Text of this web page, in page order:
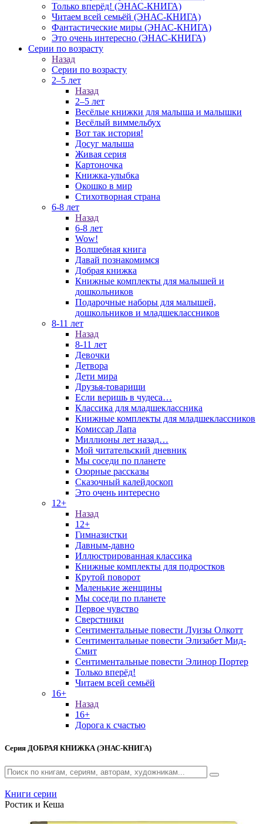
Только вперёд! (ЭНАС-КНИГА)
Читаем всей семьёй (ЭНАС-КНИГА)
Фантастические миры (ЭНАС-КНИГА)
Это очень интересно (ЭНАС-КНИГА)
Серии по возрасту
Назад
Серии по возрасту
2–5 лет
Назад
2–5 лет
Весёлые книжки для малыша и малышки
Весёлый виммельбух
Вот так история!
Досуг малыша
Живая серия
Картоночка
Книжка-улыбка
Окошко в мир
Стихотворная страна
6-8 лет
Назад
6-8 лет
Wow!
Волшебная книга
Давай познакомимся
Добрая книжка
Книжные комплекты для малышей и
дошкольников
Подарочные наборы для малышей,
дошкольников и младшеклассников
8-11 лет
Назад
8-11 лет
Девочки
Детвора
Дети мира
Друзья-товарищи
Если веришь в чудеса…
Классика для младшеклассника
Книжные комплекты для младшеклассников
Комиссар Лапа
Миллионы лет назад…
Мой читательский дневник
Мы соседи по планете
Озорные рассказы
Сказочный калейдоскоп
Это очень интересно
12+
Назад
12+
Гимназистки
Давным-давно
Иллюстрированная классика
Книжные комплекты для подростков
Крутой поворот
Маленькие женщины
Мы соседи по планете
Первое чувство
Сверстники
Сентиментальные повести Луизы Олкотт
Сентиментальные повести Элизабет Мид-
Смит
Сентиментальные повести Элинор Портер
Только вперёд!
Читаем всей семьёй
16+
Назад
16+
Дорога к счастью
Серия ДОБРАЯ КНИЖКА (ЭНАС-КНИГА)
Книги серии
Ростик и Кеша